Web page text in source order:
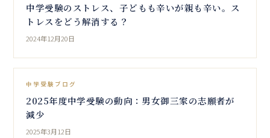
中学受験のストレス、子どもも辛いが親も辛い。ス
トレスをどう解消する？
2024年12月20日
中学受験ブログ
2025年度中学受験の動向：男女御三家の志願者が
減少
2025年3月12日